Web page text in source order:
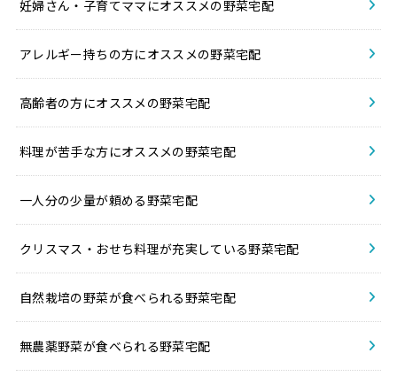
妊婦さん・子育てママにオススメの野菜宅配
アレルギー持ちの方にオススメの野菜宅配
高齢者の方にオススメの野菜宅配
料理が苦手な方にオススメの野菜宅配
一人分の少量が頼める野菜宅配
クリスマス・おせち料理が充実している野菜宅配
自然栽培の野菜が食べられる野菜宅配
無農薬野菜が食べられる野菜宅配